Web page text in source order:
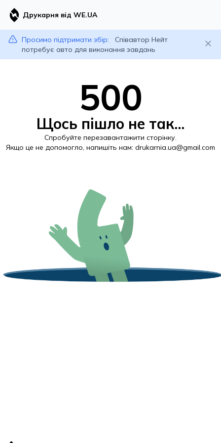
Друкарня від WE.UA
Просимо підтримати збір:
Співавтор Нейт
потребує авто для виконання завдань
500
Щось пішло не так...
Спробуйте перезавантажити сторінку.
Якщо це не допомогло, напишіть нам: drukarnia.ua@gmail.com